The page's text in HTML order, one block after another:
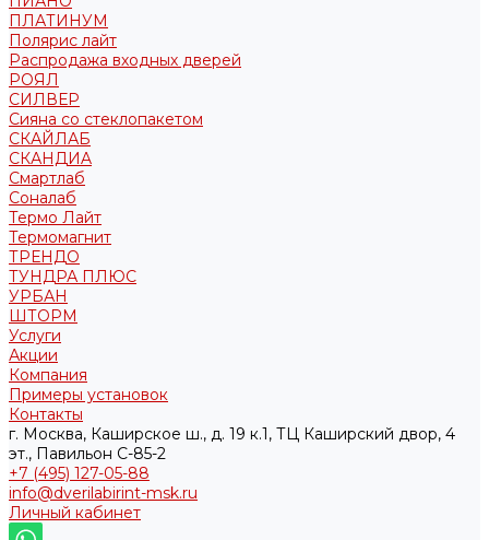
ПЛАТИНУМ
Полярис лайт
Распродажа входных дверей
РОЯЛ
СИЛВЕР
Сияна со стеклопакетом
СКАЙЛАБ
СКАНДИA
Смартлаб
Соналаб
Термо Лайт
Термомагнит
ТРЕНДО
ТУНДРА ПЛЮС
УРБАН
ШТОРМ
Услуги
Акции
Компания
Примеры установок
Контакты
г. Москва, Каширское ш., д. 19 к.1, ТЦ Каширский двор, 4
эт., Павильон C-85-2
+7 (495) 127-05-88‬
info@dverilabirint-msk.ru
Личный кабинет